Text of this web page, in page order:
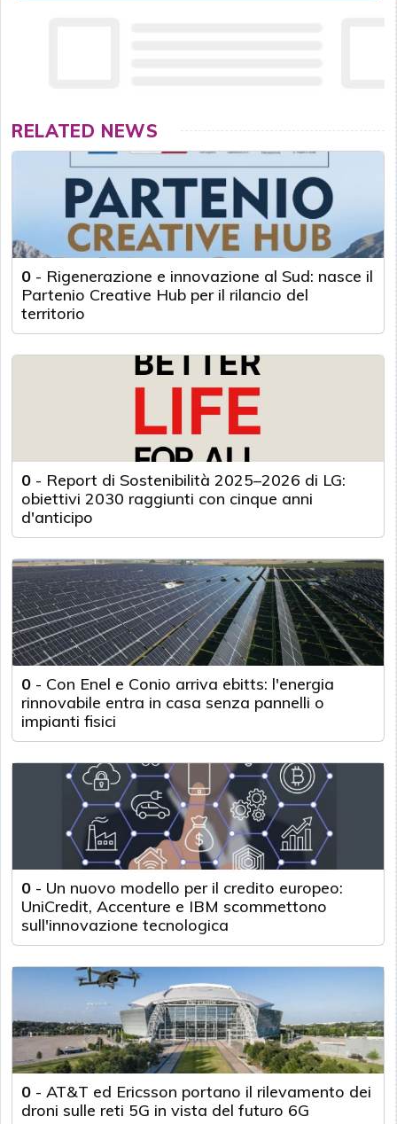
RELATED NEWS
0 - Rigenerazione e innovazione al Sud: nasce il
Partenio Creative Hub per il rilancio del
territorio
0 - Report di Sostenibilità 2025–2026 di LG:
obiettivi 2030 raggiunti con cinque anni
d'anticipo
0 - Con Enel e Conio arriva ebitts: l'energia
rinnovabile entra in casa senza pannelli o
impianti fisici
0 - Un nuovo modello per il credito europeo:
UniCredit, Accenture e IBM scommettono
sull'innovazione tecnologica
0 - AT&T ed Ericsson portano il rilevamento dei
droni sulle reti 5G in vista del futuro 6G